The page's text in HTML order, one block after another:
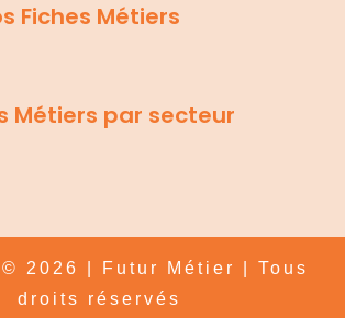
Fiches Métiers
Métiers par secteur
2026 | Futur Métier | Tous
droits réservés